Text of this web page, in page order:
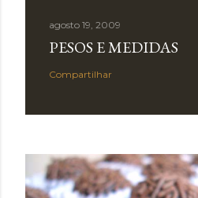
agosto 19, 2009
PESOS E MEDIDAS
Compartilhar